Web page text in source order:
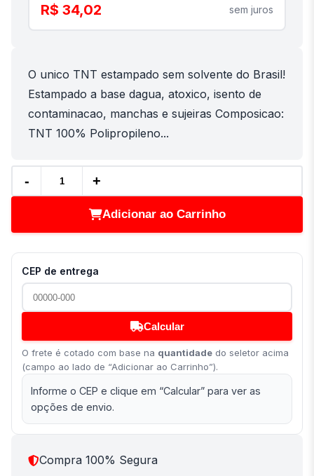
R$ 34,02 sem juros
O unico TNT estampado sem solvente do Brasil!
Estampado a base dagua, atoxico, isento de
contaminacao, manchas e sujeiras Composicao:
TNT 100% Polipropileno...
- +
Adicionar ao Carrinho
CEP de entrega
Calcular
O frete é cotado com base na quantidade do seletor acima
(campo ao lado de “Adicionar ao Carrinho”).
Informe o CEP e clique em “Calcular” para ver as
opções de envio.
Compra 100% Segura